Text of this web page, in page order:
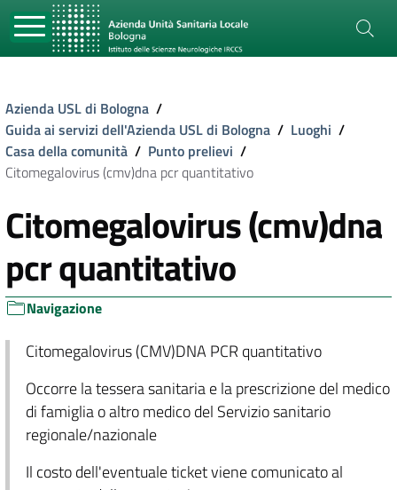
Azienda USL di Bologna /
Guida ai servizi dell'Azienda USL di Bologna / Luoghi /
Casa della comunità / Punto prelievi /
Citomegalovirus (cmv)dna pcr quantitativo
Citomegalovirus (cmv)dna
pcr quantitativo
Navigazione
Citomegalovirus (CMV)DNA PCR quantitativo
Occorre la tessera sanitaria e la prescrizione del medico
di famiglia o altro medico del Servizio sanitario
regionale/nazionale
Il costo dell'eventuale ticket viene comunicato al